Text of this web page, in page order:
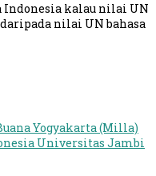
Indonesia kalau nilai UN
nilai UN bahasa
Yogyakarta (Milla)
Universitas Jambi